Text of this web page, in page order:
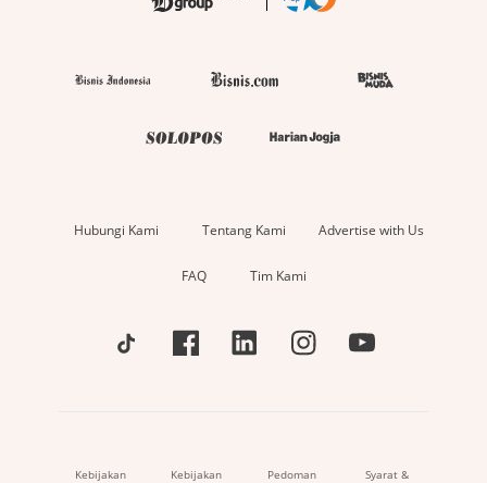
Hubungi Kami Tentang Kami Advertise with Us
FAQ Tim Kami
Kebijakan
Kebijakan
Pedoman
Syarat &